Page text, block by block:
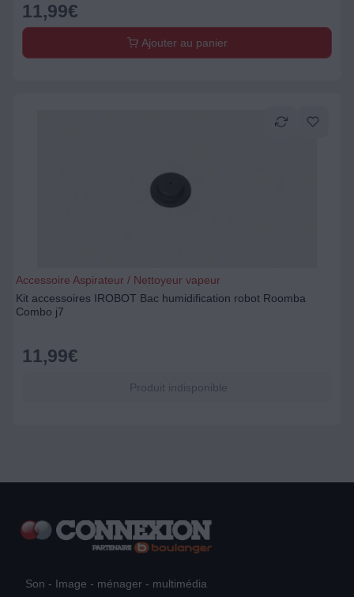
11,99€
Ajouter au panier
Accessoire Aspirateur / Nettoyeur vapeur
Kit accessoires IROBOT Bac humidification robot Roomba
Combo j7
11,99€
Produit indisponible
Son - Image - ménager - multimédia